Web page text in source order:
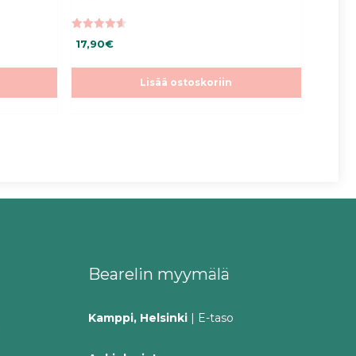
5:stä
17,90€
Lisää ostoskoriin
Bearelin myymälä
Kamppi, Helsinki | E-taso